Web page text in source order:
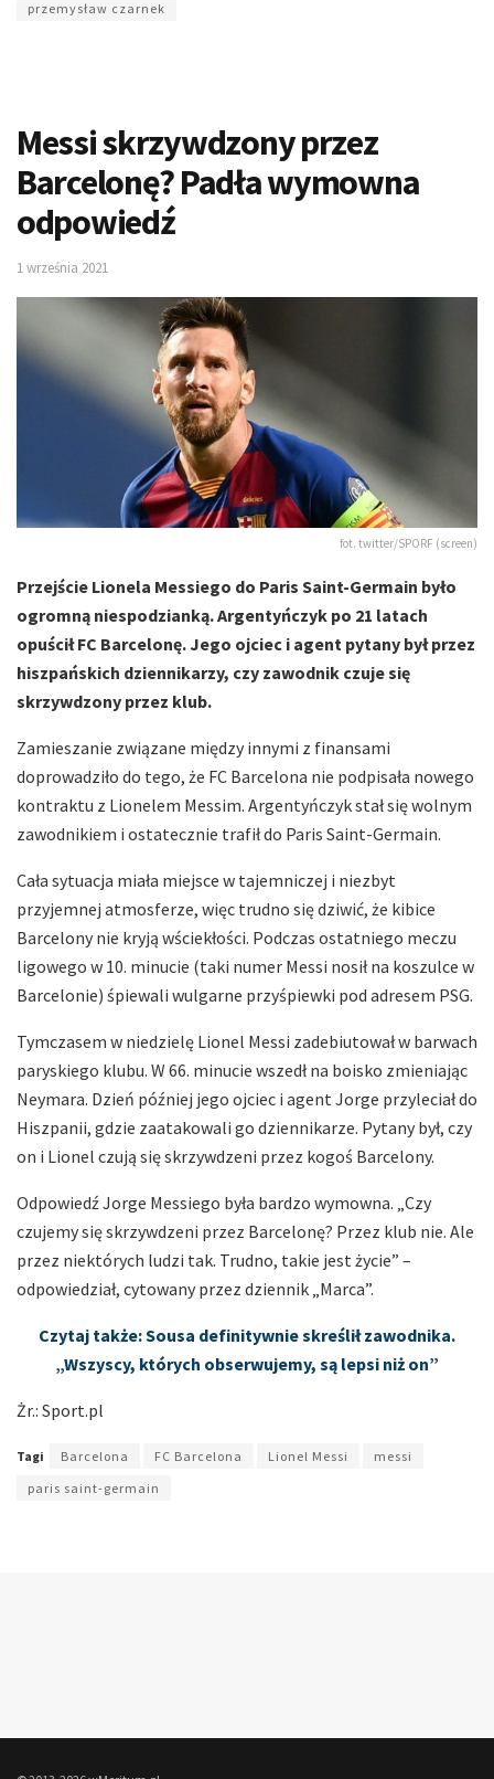
przemysław czarnek
Messi skrzywdzony przez
Barcelonę? Padła wymowna
odpowiedź
1 września 2021
fot. twitter/SPORF (screen)
Przejście Lionela Messiego do Paris Saint-Germain było
ogromną niespodzianką. Argentyńczyk po 21 latach
opuścił FC Barcelonę. Jego ojciec i agent pytany był przez
hiszpańskich dziennikarzy, czy zawodnik czuje się
skrzywdzony przez klub.
Zamieszanie związane między innymi z finansami
doprowadziło do tego, że FC Barcelona nie podpisała nowego
kontraktu z Lionelem Messim. Argentyńczyk stał się wolnym
zawodnikiem i ostatecznie trafił do Paris Saint-Germain.
Cała sytuacja miała miejsce w tajemniczej i niezbyt
przyjemnej atmosferze, więc trudno się dziwić, że kibice
Barcelony nie kryją wściekłości. Podczas ostatniego meczu
ligowego w 10. minucie (taki numer Messi nosił na koszulce w
Barcelonie) śpiewali wulgarne przyśpiewki pod adresem PSG.
Tymczasem w niedzielę Lionel Messi zadebiutował w barwach
paryskiego klubu. W 66. minucie wszedł na boisko zmieniając
Neymara. Dzień później jego ojciec i agent Jorge przyleciał do
Hiszpanii, gdzie zaatakowali go dziennikarze. Pytany był, czy
on i Lionel czują się skrzywdzeni przez kogoś Barcelony.
Odpowiedź Jorge Messiego była bardzo wymowna. „Czy
czujemy się skrzywdzeni przez Barcelonę? Przez klub nie. Ale
przez niektórych ludzi tak. Trudno, takie jest życie” –
odpowiedział, cytowany przez dziennik „Marca”.
Czytaj także: Sousa definitywnie skreślił zawodnika.
„Wszyscy, których obserwujemy, są lepsi niż on”
Żr.: Sport.pl
Tagi Barcelona FC Barcelona Lionel Messi
messi
paris saint-germain